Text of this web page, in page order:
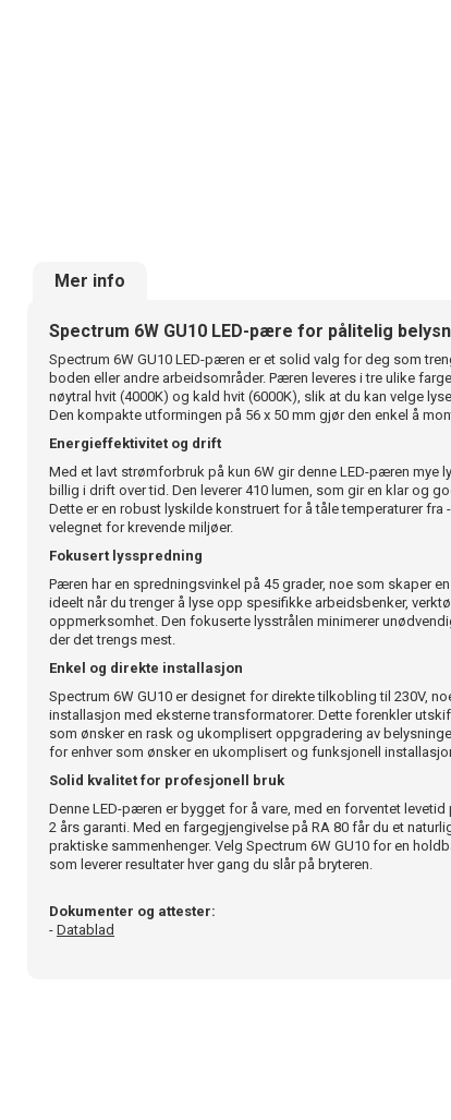
Mer info
Spectrum 6W GU10 LED-pære for pålitelig
Spectrum 6W GU10 LED-pæren er et solid valg for deg som
boden eller andre arbeidsområder. Pæren leveres i tre ulike
nøytral hvit (4000K) og kald hvit (6000K), slik at du kan velge
Den kompakte utformingen på 56 x 50 mm gjør den enkel å
Energieffektivitet og drift
Med et lavt strømforbruk på kun 6W gir denne LED-pæren mye
billig i drift over tid. Den leverer 410 lumen, som gir en klar og
Dette er en robust lyskilde konstruert for å tåle temperaturer fra
velegnet for krevende miljøer.
Fokusert lysspredning
Pæren har en spredningsvinkel på 45 grader, noe som skaper
ideelt når du trenger å lyse opp spesifikke arbeidsbenker,
oppmerksomhet. Den fokuserte lysstrålen minimerer
der det trengs mest.
Enkel og direkte installasjon
Spectrum 6W GU10 er designet for direkte tilkobling til 230V,
installasjon med eksterne transformatorer. Dette forenkler
som ønsker en rask og ukomplisert oppgradering av
for enhver som ønsker en ukomplisert og funksjonell
Solid kvalitet for profesjonell bruk
Denne LED-pæren er bygget for å vare, med en forventet
2 års garanti. Med en fargegjengivelse på RA 80 får du et
praktiske sammenhenger. Velg Spectrum 6W GU10 for en
som leverer resultater hver gang du slår på bryteren.
Dokumenter og attester:
- Datablad